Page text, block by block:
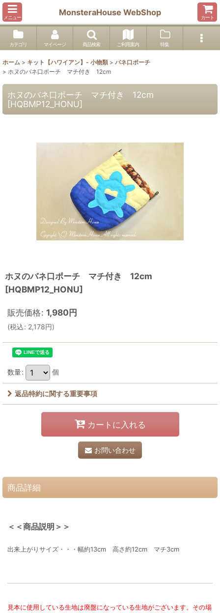
メニュー
MonsteraHouse WebShop
カート
カテゴリ マイページ 商品検索 ご利用案内 特集
ホーム > キット【ハワイアン】- 小物類 > バネ口ポーチ
> ホヌのバネ口ポーチ マチ付き 12cm
ホヌのバネ口ポーチ マチ付き 12cm
[HQBMP12_HONU]
ホヌのバネ口ポーチ マチ付き 12cm
[HQBMP12_HONU]
販売価格: 1,980円
(税込: 2,178円)
数量: 個
返品特約に関する重要事項
カートに入れる
お問い合わせ
商品詳細
＜＜商品説明＞＞
出来上がりサイズ・・・幅約13cm 高さ約12cm マチ3cm
見本に使用している生地は廃盤になっている生地がございます。その場